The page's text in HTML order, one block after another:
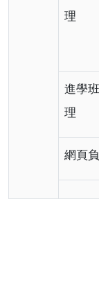
理
進學
理
網頁